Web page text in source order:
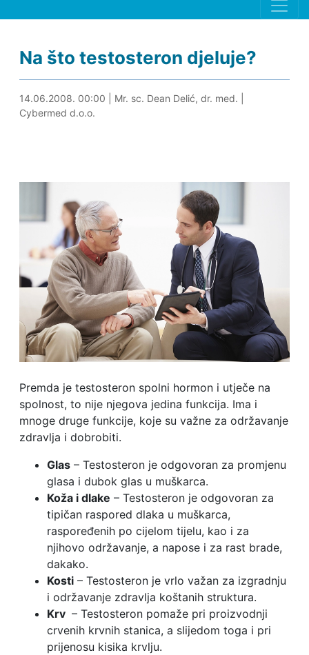
Na što testosteron djeluje?
30.04.2024. 19:49
14.06.2008. 00:00 Mr. sc. Dean Delić, dr. med.
Cybermed d.o.o.
Premda je testosteron spolni hormon i utječe na
spolnost, to nije njegova jedina funkcija. Ima i
mnoge druge funkcije, koje su važne za održavanje
zdravlja i dobrobiti.
Glas– Testosteron je odgovoran za promjenu
glasa i dubok glas u muškarca.
Koža i dlake – Testosteron je odgovoran za
tipičan raspored dlaka u muškarca,
raspoređenih po cijelom tijelu, kao i za
njihovo održavanje, a napose i za rast brade,
dakako.
Kosti– Testosteron je vrlo važan za izgradnju
i održavanje zdravlja koštanih struktura.
Krv – Testosteron pomaže pri proizvodnji
crvenih krvnih stanica, a slijedom toga i pri
prijenosu kisika krvlju.